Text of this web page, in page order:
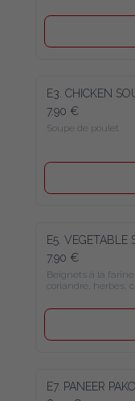
E3. CHICKEN
7.90 €
Soupe de poulet
E5. VEGETABLE
7.90 €
Beignets à la
coriandre, herbes,
E7. PANEER